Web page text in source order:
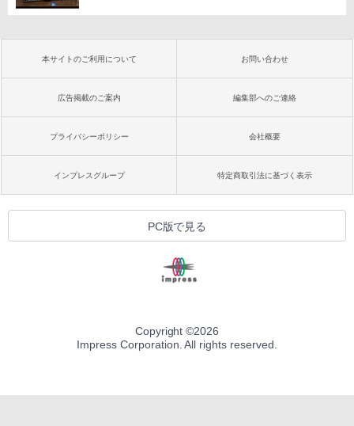
本サイトのご利用について お問い合わせ
広告掲載のご案内 編集部へのご連絡
プライバシーポリシー 会社概要
インプレスグループ 特定商取引法に基づく表示
PC版で見る
Copyright ©2026
Impress Corporation. All rights reserved.